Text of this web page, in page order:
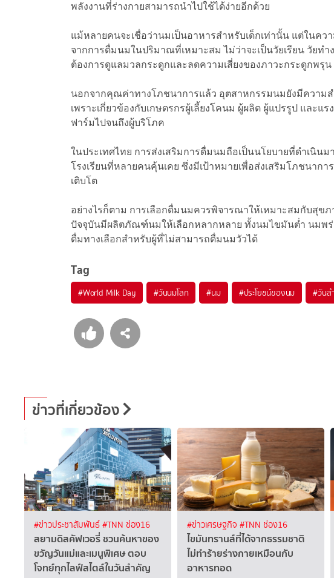
พลังงานที่ร่างกายสามารถนำไปใช้ได้ง่ายอีกด้วย
แม้หลายคนจะเชื่อว่านมเป็นอาหารสำหรับเด็กเท่านั้น แต่ในคว
จากการดื่มนมในปริมาณที่เหมาะสม ไม่ว่าจะเป็นวัยเรียน วัยท
ต้องการดูแลมวลกระดูกและลดความเสี่ยงของภาวะกระดูกพรุน
นอกจากคุณค่าทางโภชนาการแล้ว อุตสาหกรรมนมยังมีความ
เพราะเกี่ยวข้องกับเกษตรกรผู้เลี้ยงโคนม ผู้ผลิต ผู้แปรรูป และ
ฟาร์มไปจนถึงผู้บริโภค
ในประเทศไทย การส่งเสริมการดื่มนมถือเป็นนโยบายที่ดำเนินม
โรงเรียนที่หลายคนคุ้นเคย ซึ่งมีเป้าหมายเพื่อส่งเสริมโภชนากา
เติบโต
อย่างไรก็ตาม การเลือกดื่มนมควรพิจารณาให้เหมาะสมกับสุข
ปัจจุบันมีผลิตภัณฑ์นมให้เลือกหลากหลาย ทั้งนมไขมันต่ำ นมพร่
ดื่มทางเลือกสำหรับผู้ที่ไม่สามารถดื่มนมวัวได้
Tag
#World Milk Day #วันนมโลก #นม #ประโยชน์ของนม #วัน
ข่าวที่เกี่ยวข้อง
#ข่าวประชาสัมพันธ์#TNN ช่อง16
สยามดิสคัฟเวอรี่ ชวนค้นหาของ
ขวัญวันแม่และเมนูพิเศษ ตอบ
โจทย์ทุกไลฟ์สไตล์ในวันสำคัญ
#ข่าวเศรษฐกิจ #TNN ช่อง16
ไขมันทรานส์ที่ได้จากธรรมชาติ
ไม่ทำร้ายร่างกายเหมือนกับ
อาหารทอด